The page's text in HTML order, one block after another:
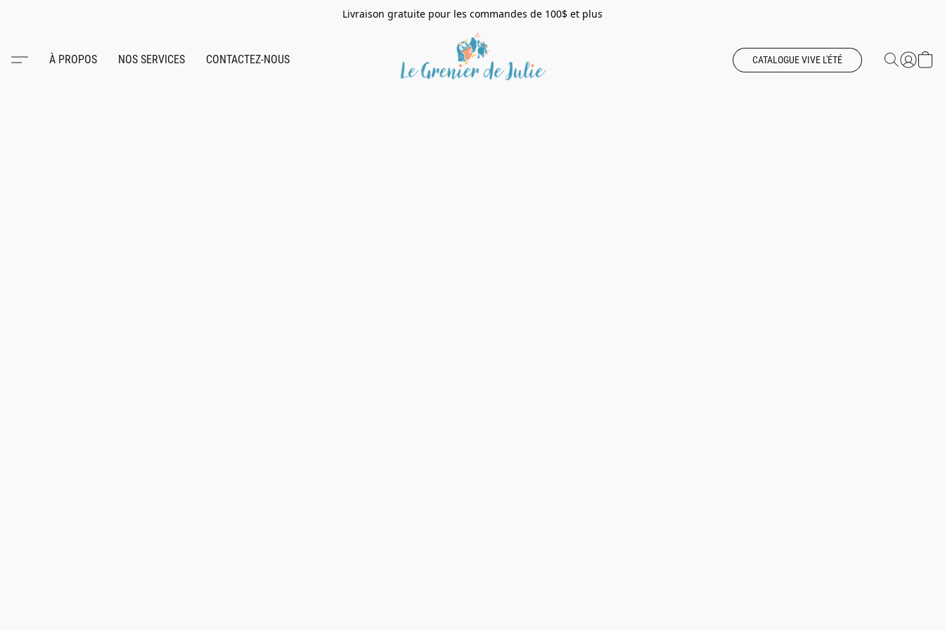
Livraison gratuite pour les commandes de 100$ et plus
À PROPOS NOS SERVICES CONTACTEZ-NOUS CATALOGUE VIVE L'ÉTÉ